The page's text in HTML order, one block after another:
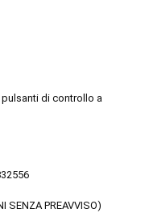
di controllo a
SENZA PREAVVISO)